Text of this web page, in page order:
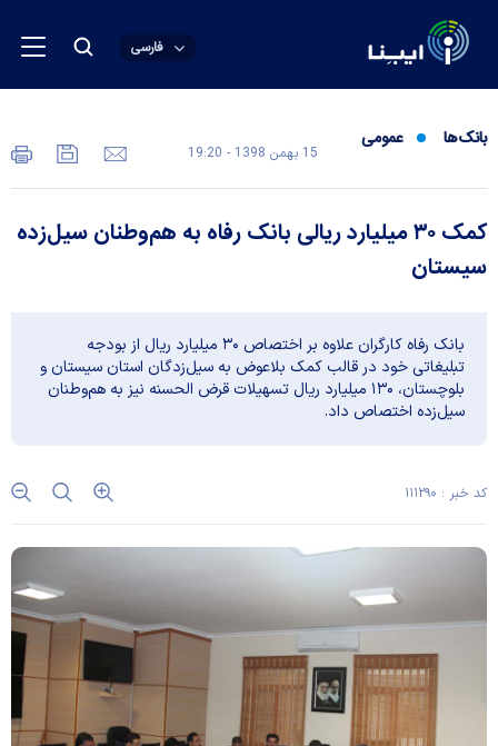
فارسی
بانک‌ها عمومی
15 بهمن 1398 - 19:20
کمک ۳۰ میلیارد ریالی بانک رفاه به هم‌وطنان سیل‌زده
سیستان
بانک رفاه کارگران علاوه بر اختصاص ۳۰ میلیارد ریال از بودجه
تبلیغاتی خود در قالب کمک بلاعوض به سیل‌زدگان استان سیستان و
بلوچستان، ۱۳۰ میلیارد ریال تسهیلات قرض الحسنه نیز به هم‌وطنان
سیل‌زده اختصاص داد.
کد خبر : ۱۱۱۲۹۰